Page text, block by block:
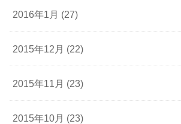
2016年1月 (27)
2015年12月 (22)
2015年11月 (23)
2015年10月 (23)